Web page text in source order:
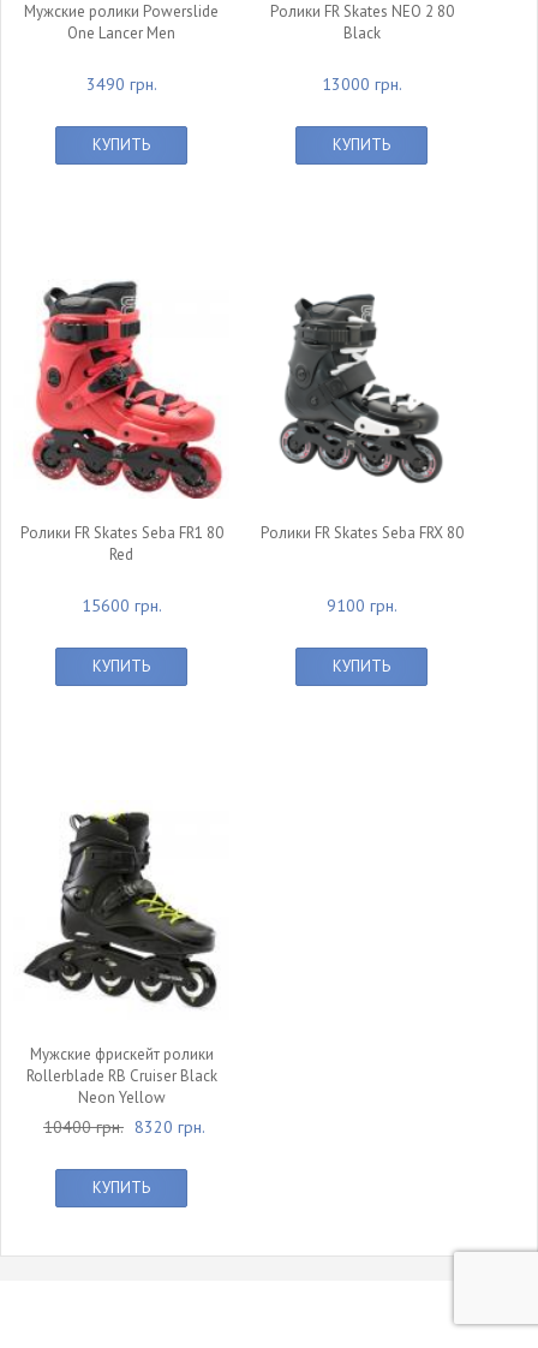
Мужские ролики Powerslide
One Lancer Men
3490 грн.
КУПИТЬ
Ролики FR Skates NEO 2 80
Black
13000 грн.
КУПИТЬ
Ролики FR Skates Seba FR1 80
Red
15600 грн.
КУПИТЬ
Ролики FR Skates Seba FRX 80
9100 грн.
КУПИТЬ
Мужские фрискейт ролики
Rollerblade RB Cruiser Black
Neon Yellow
10400 грн. 8320 грн.
КУПИТЬ